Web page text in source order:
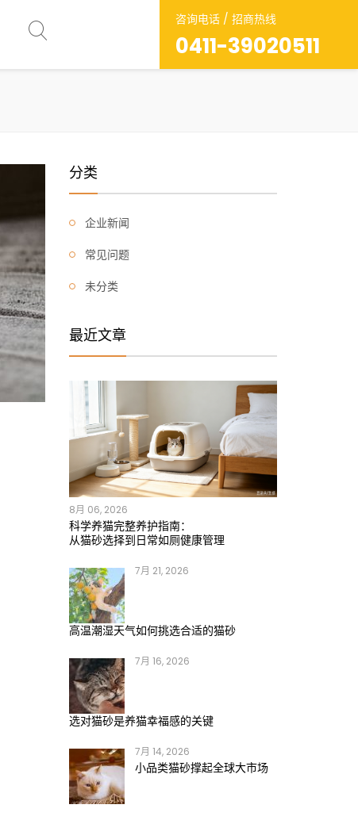
咨询电话 / 招商热线
0411-39020511
分类
企业新闻
常见问题
未分类
最近文章
8月 06, 2026
科学养猫完整养护指南：
从猫砂选择到日常如厕健康管理
7月 21, 2026
高温潮湿天气如何挑选合适的猫砂
7月 16, 2026
选对猫砂是养猫幸福感的关键
7月 14, 2026
小品类猫砂撑起全球大市场